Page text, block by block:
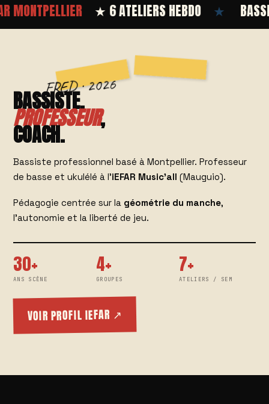
★ 6 ATELIERS HEBDO ★ BASSE ·
BASSISTE,
PROFESSEUR,
COACH.
Bassiste professionnel basé à Montpellier. Professeur
de basse et ukulélé à l'iEFAR Music'all (Mauguio).
Pédagogie centrée sur la géométrie du manche,
l'autonomie et la liberté de jeu.
30+
ANS SCÈNE
4+
GROUPES
7+
ATELIERS / SEM
VOIR PROFIL IEFAR ↗